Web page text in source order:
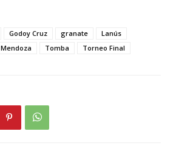
Godoy Cruz granate
Lanús
Mendoza Tomba Torneo Final